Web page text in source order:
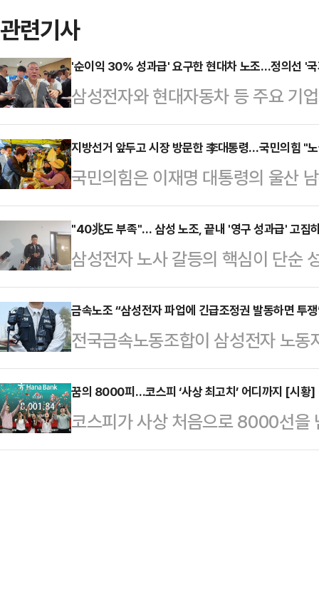
관련기사
'순이익 30% 성과급' 요구한 현대차 노조…정의선 '
삼성전자와 현대자동차 등 주요 기
갈등이 확산하는 가운데 정의선 현
사와 주주, 국가 발전을 함께 고려
날 열리는 현대차그룹 양재사옥 로
홀'에 앞서 현대차그룹 양재사옥에
갈등과 관련한 대응 방향을 묻는 질
회사가 발전할 수 있고 주주들도 중
러 가지를 고려해서 판…
지방선거 앞두고 시장 방문한 李대통령…국민의힘 "
국민의힘은 이재명 대통령의 울산
을 두고 "노골적인 선거운동"이라
선거대책위원장은 15일 페이스북
K-조선 간담회를 마치고 울산 남목
새마을운동중앙회 간담회를 마치
난주 금요일(8일)에는 어버이날 기
이제 매일 같이 노골적인 전국 시장
판했다.송 공동선대위원장은…
"40兆도 부족"… 삼성 노조, 끝내 '영구 성과급' 고집
삼성전자 노사 갈등의 핵심이 단순
조'로 옮겨가고 있다. 중앙노동위
실상 40조원에 달하는 특별보상 가
노조는 "제도화 없이는 의미 없다"
따르면 삼성전자 사측은 이날 노조
회사 측은 "중노위 사후조정 과정
대화를 요청했다. 앞서 중노위도
를 공식 요…
금속노조 “삼성전자 파업에 긴급조정권 발동하면 투
전국금속노동조합이 삼성전자 노
발동할 경우 투쟁에 나서겠다고 경
부가 직권으로 파업중지권인 긴급
것”이라며 “노동3권을 난도질하는
조는 삼성전자 노조의 파업 가능성
꿈의 8000피…코스피 ‘사상 최고치’ 어디까지 [시황]
코스피가 사상 처음으로 8000선을
스피지수는 오전 9시 41분 현재